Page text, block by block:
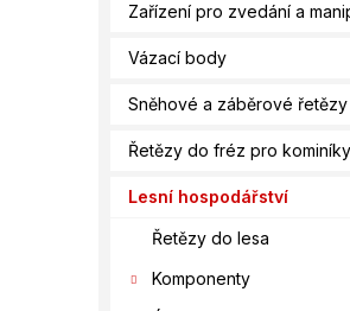
Zařízení pro zvedání a
Vázací body
Sněhové a záběrové řetězy
Řetězy do fréz pro kominíky
Lesní hospodářství
Řetězy do lesa
Komponenty